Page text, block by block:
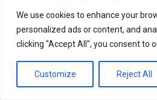
We use cookies to enhance your
personalized ads or content, and
clicking "Accept All", you consent to
Customize Reject All
Copyright © 2026 | Powered by